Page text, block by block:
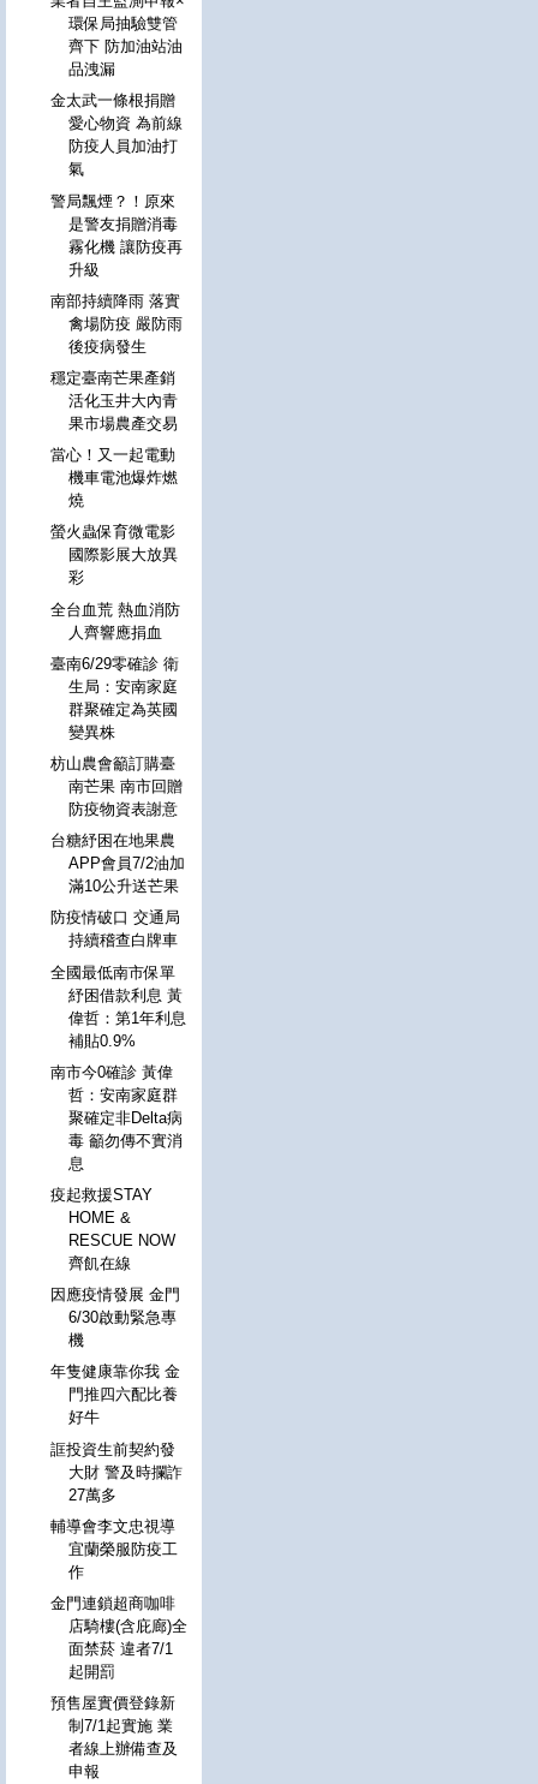
環保局抽驗雙管
齊下 防加油站油
品洩漏
金太武一條根捐贈
愛心物資 為前線
防疫人員加油打
氣
警局飄煙？！原來
是警友捐贈消毒
霧化機 讓防疫再
升級
南部持續降雨 落實
禽場防疫 嚴防雨
後疫病發生
穩定臺南芒果產銷
活化玉井大內青
果市場農產交易
當心！又一起電動
機車電池爆炸燃
燒
螢火蟲保育微電影
國際影展大放異
彩
全台血荒 熱血消防
人齊響應捐血
臺南6/29零確診 衛
生局：安南家庭
群聚確定為英國
變異株
枋山農會籲訂購臺
南芒果 南市回贈
防疫物資表謝意
台糖紓困在地果農
APP會員7/2油加
滿10公升送芒果
防疫情破口 交通局
持續稽查白牌車
全國最低南市保單
紓困借款利息 黃
偉哲：第1年利息
補貼0.9%
南市今0確診 黃偉
哲：安南家庭群
聚確定非Delta病
毒 籲勿傳不實消
息
疫起救援STAY
HOME &
RESCUE NOW
齊飢在線
因應疫情發展 金門
6/30啟動緊急專
機
年隻健康靠你我 金
門推四六配比養
好牛
誆投資生前契約發
大財 警及時攔詐
27萬多
輔導會李文忠視導
宜蘭榮服防疫工
作
金門連鎖超商咖啡
店騎樓(含庇廊)全
面禁菸 違者7/1
起開罰
預售屋實價登錄新
制7/1起實施 業
者線上辦備查及
申報